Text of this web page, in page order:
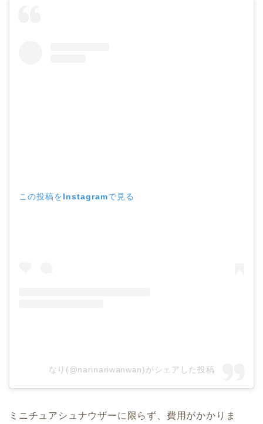
この投稿をInstagramで見る
なり(@narinariwanwan)がシェアした投稿
ミニチュアシュナウザーに限らず、費用がかかりま